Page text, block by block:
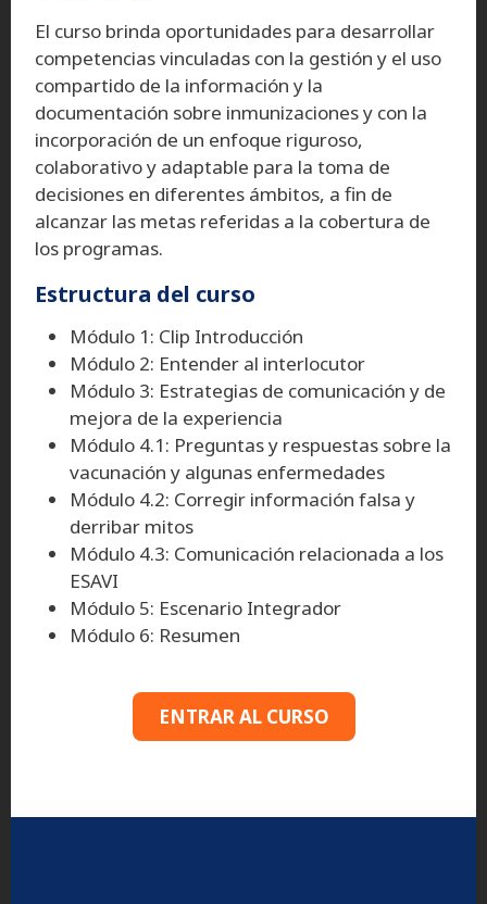
El curso brinda oportunidades para desarrollar
competencias vinculadas con la gestión y el uso
compartido de la información y la
documentación sobre inmunizaciones y con la
incorporación de un enfoque riguroso,
colaborativo y adaptable para la toma de
decisiones en diferentes ámbitos, a fin de
alcanzar las metas referidas a la cobertura de
los programas.
Estructura del curso
Módulo 1: Clip Introducción
Módulo 2: Entender al interlocutor
Módulo 3: Estrategias de comunicación y de
mejora de la experiencia
Módulo 4.1: Preguntas y respuestas sobre la
vacunación y algunas enfermedades
Módulo 4.2: Corregir información falsa y
derribar mitos
Módulo 4.3: Comunicación relacionada a los
ESAVI
Módulo 5: Escenario Integrador
Módulo 6: Resumen
ENTRAR AL CURSO